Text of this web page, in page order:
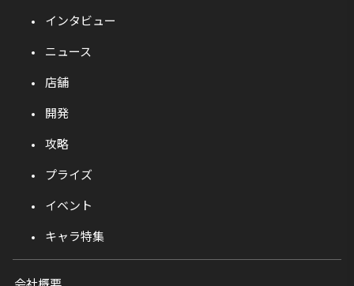
インタビュー
ニュース
店舗
開発
攻略
プライズ
イベント
キャラ特集